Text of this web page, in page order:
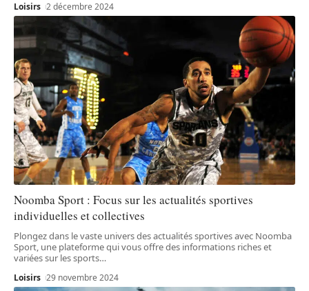
Loisirs 2 décembre 2024
Noomba Sport : Focus sur les actualités sportives
individuelles et collectives
Plongez dans le vaste univers des actualités sportives avec Noomba
Sport, une plateforme qui vous offre des informations riches et
variées sur les sports…
Loisirs 29 novembre 2024